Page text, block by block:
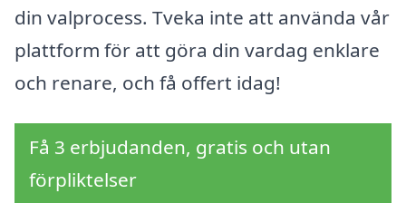
din valprocess. Tveka inte att använda vår
plattform för att göra din vardag enklare
och renare, och få offert idag!
Få 3 erbjudanden, gratis och utan
förpliktelser